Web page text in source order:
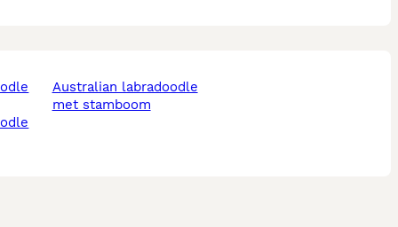
australian labradoodle
met stamboom